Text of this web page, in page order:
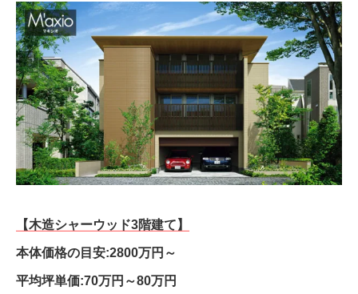
【木造シャーウッド3階建て】
本体価格の目安:2800万円～
平均坪単価:70万円～80万円